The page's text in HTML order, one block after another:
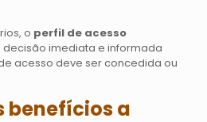
o perfil de acesso
imediata e informada
acesso deve ser concedida ou
benefícios a